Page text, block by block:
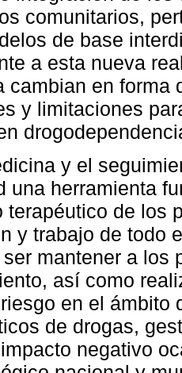
comunitarios,
de base
a esta nueva
cambian en forma
y limitaciones
y el
una herramienta
terapéutico de los
y trabajo de todo
mantener a los
así como
en el ámbito
de drogas,
negativo